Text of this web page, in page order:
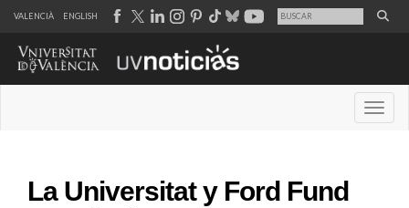
VALENCIÀ ENGLISH
La Universitat y Ford Fund